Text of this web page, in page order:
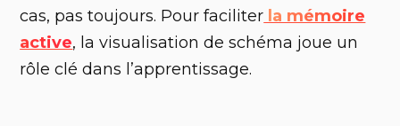
cas, pas toujours. Pour faciliter la mémoire
active, la visualisation de schéma joue un
rôle clé dans l’apprentissage.